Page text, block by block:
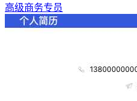
高级商务专员